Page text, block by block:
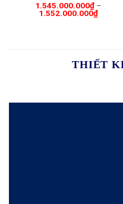
1.545.000.000₫–
1.552.000.000₫
THIẾT